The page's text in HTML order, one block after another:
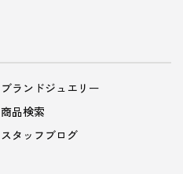
ブランドジュエリー
商品検索